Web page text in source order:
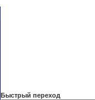
Быстрый переход